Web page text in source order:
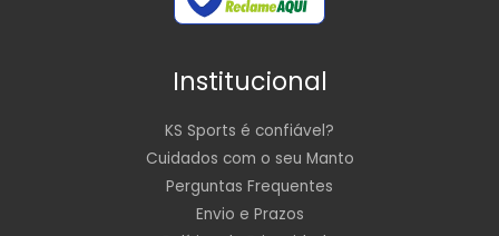
Institucional
KS Sports é confiável?
Cuidados com o seu Manto
Perguntas Frequentes
Envio e Prazos